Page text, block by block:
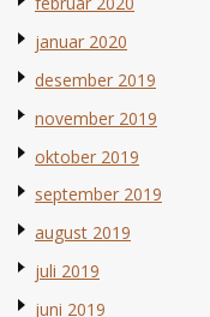
januar 2020
desember 2019
november 2019
oktober 2019
september 2019
august 2019
juli 2019
juni 2019